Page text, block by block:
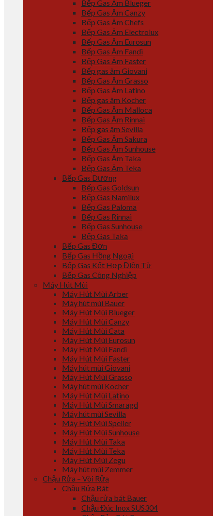
Bếp Gas Âm Blueger
Bếp Gas Âm Canzy
Bếp Gas Âm Chefs
Bếp Gas Âm Electrolux
Bếp Gas Âm Eurosun
Bếp Gas Âm Fandi
Bếp Gas Âm Faster
Bếp gas âm Giovani
Bếp Gas Âm Grasso
Bếp Gas Âm Latino
Bếp gas âm Kocher
Bếp Gas Âm Malloca
Bếp Gas Âm Rinnai
Bếp gas âm Sevilla
Bếp Gas Âm Sakura
Bếp Gas Âm Sunhouse
Bếp Gas Âm Taka
Bếp Gas Âm Teka
Bếp Gas Dương
Bếp Gas Goldsun
Bếp Gas Namilux
Bếp Gas Paloma
Bếp Gas Rinnai
Bếp Gas Sunhouse
Bếp Gas Taka
Bếp Gas Đơn
Bếp Gas Hồng Ngoại
Bếp Gas Kết Hợp Điện Từ
Bếp Gas Công Nghiệp
Máy Hút Mùi
Máy Hút Mùi Arber
Máy hút mùi Bauer
Máy Hút Mùi Blueger
Máy Hút Mùi Canzy
Máy Hút Mùi Cata
Máy Hút Mùi Eurosun
Máy Hút Mùi Fandi
Máy Hút Mùi Faster
Máy hút mùi Giovani
Máy Hút Mùi Grasso
Máy hút mùi Kocher
Máy Hút Mùi Latino
Máy Hút Mùi Smaragd
Máy hút mùi Sevilla
Máy Hút Mùi Spelier
Máy Hút Mùi Sunhouse
Máy Hút Mùi Taka
Máy Hút Mùi Teka
Máy Hút Mùi Zegu
Máy hút mùi Zemmer
Chậu Rửa – Vòi Rửa
Chậu Rửa Bát
Chậu rửa bát Bauer
Chậu Đúc Inox SUS304